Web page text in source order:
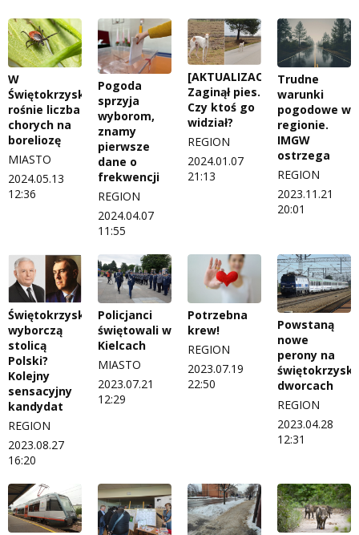
W
Świętokrzyskim
rośnie liczba
chorych na
boreliozę
MIASTO
2024.05.13
12:36
Pogoda
sprzyja
wyborom,
znamy
pierwsze
dane o
frekwencji
REGION
2024.04.07
11:55
[AKTUALIZACJA]
Zaginął pies.
Czy ktoś go
widział?
REGION
2024.01.07
21:13
Trudne
warunki
pogodowe w
regionie.
IMGW
ostrzega
REGION
2023.11.21
20:01
Świętokrzyskie
wyborczą
stolicą
Polski?
Kolejny
sensacyjny
kandydat
REGION
2023.08.27
16:20
Policjanci
świętowali w
Kielcach
MIASTO
2023.07.21
12:29
Potrzebna
krew!
REGION
2023.07.19
22:50
Powstaną
nowe
perony na
dworcach
REGION
2023.04.28
12:31